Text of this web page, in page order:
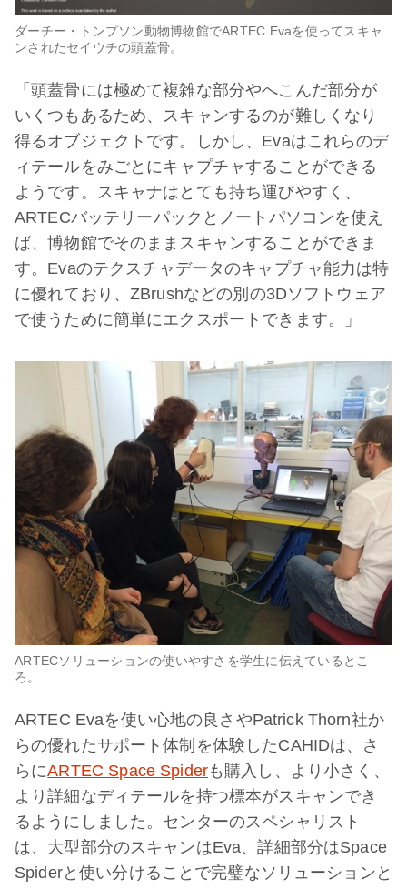
ダーチー・トンプソン動物博物館でARTEC Evaを使ってスキャ
ンされたセイウチの頭蓋骨。
「頭蓋骨には極めて複雑な部分やへこんだ部分が
いくつもあるため、スキャンするのが難しくなり
得るオブジェクトです。しかし、Evaはこれらのデ
ィテールをみごとにキャプチャすることができる
ようです。スキャナはとても持ち運びやすく、
ARTECバッテリーパックとノートパソコンを使え
ば、博物館でそのままスキャンすることができま
す。Evaのテクスチャデータのキャプチャ能力は特
に優れており、ZBrushなどの別の3Dソフトウェア
で使うために簡単にエクスポートできます。」
ARTECソリューションの使いやすさを学生に伝えているとこ
ろ。
ARTEC Evaを使い心地の良さやPatrick Thorn社か
らの優れたサポート体制を体験したCAHIDは、さ
らにARTEC Space Spiderも購入し、より小さく、
より詳細なディテールを持つ標本がスキャンでき
るようにしました。センターのスペシャリスト
は、大型部分のスキャンはEva、詳細部分はSpace
Spiderと使い分けることで完璧なソリューションと